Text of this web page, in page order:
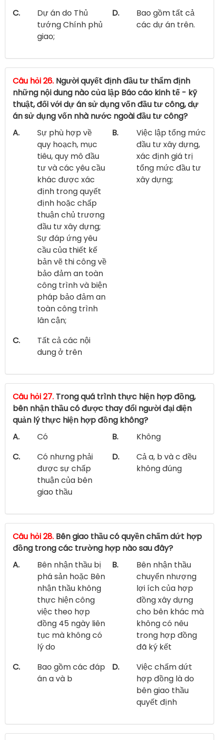
C.
Dự án do Thủ
tướng Chính phủ
giao;
D.
Bao gồm tất cả
các dự án trên.
Câu hỏi 26. Người quyết định đầu tư thẩm định
những nội dung nào của lập Báo cáo kinh tế - kỹ
thuật, đối với dự án sử dụng vốn đầu tư công, dự
án sử dụng vốn nhà nước ngoài đầu tư công?
A.
Sự phù hợp về
quy hoạch, mục
tiêu, quy mô đầu
tư và các yêu cầu
khác được xác
định trong quyết
định hoặc chấp
thuận chủ trương
đầu tư xây dựng;
Sự đáp ứng yêu
cầu của thiết kế
bản vẽ thi công về
bảo đảm an toàn
công trình và biện
pháp bảo đảm an
toàn công trình
lân cận;
B.
Việc lập tổng mức
đầu tư xây dựng,
xác định giá trị
tổng mức đầu tư
xây dựng;
C.
Tất cả các nội
dung ở trên
Câu hỏi 27. Trong quá trình thực hiện hợp đồng,
bên nhận thầu có được thay đổi người đại diện
quản lý thực hiện hợp đồng không?
A.
Có B.
Không
C.
Có nhưng phải
được sự chấp
thuận của bên
giao thầu
D.
Cả a, b và c đều
không đúng
Câu hỏi 28. Bên giao thầu có quyền chấm dứt hợp
đồng trong các trường hợp nào sau đây?
A.
Bên nhận thầu bị
phá sản hoặc Bên
nhận thầu không
thực hiện công
việc theo hợp
đồng 45 ngày liên
tục mà không có
lý do
B.
Bên nhận thầu
chuyển nhượng
lợi ích của hợp
đồng xây dựng
cho bên khác mà
không có nêu
trong hợp đồng
đã ký kết
C.
Bao gồm các đáp
án a và b
D.
Việc chấm dứt
hợp đồng là do
bên giao thầu
quyết định